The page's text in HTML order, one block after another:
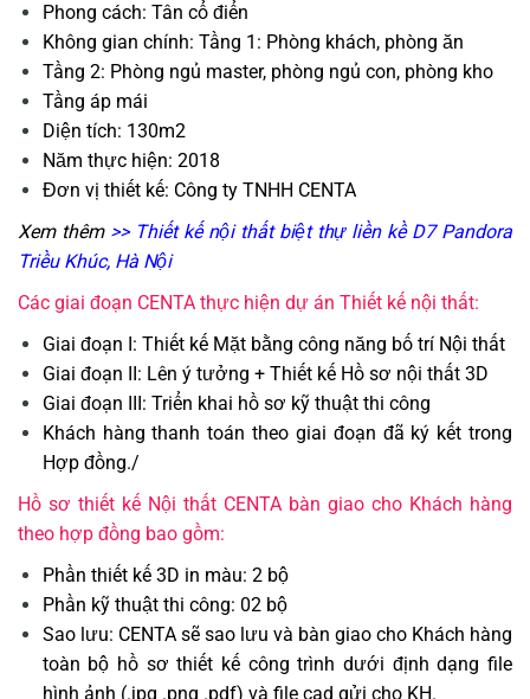
Phong cách: Tân cổ điển
Không gian chính: Tầng 1: Phòng khách, phòng ăn
Tầng 2: Phòng ngủ master, phòng ngủ con, phòng kho
Tầng áp mái
Diện tích: 130m2
Năm thực hiện: 2018
Đơn vị thiết kế: Công ty TNHH CENTA
Xem thêm >> Thiết kế nội thất biệt thự liền kề D7 Pandora
Triều Khúc, Hà Nội
Các giai đoạn CENTA thực hiện dự án Thiết kế nội thất:
Giai đoạn I: Thiết kế Mặt bằng công năng bố trí Nội thất
Giai đoạn II: Lên ý tưởng + Thiết kế Hồ sơ nội thất 3D
Giai đoạn III: Triển khai hồ sơ kỹ thuật thi công
Khách hàng thanh toán theo giai đoạn đã ký kết trong
Hợp đồng./
Hồ sơ thiết kế Nội thất CENTA bàn giao cho Khách hàng
theo hợp đồng bao gồm:
Phần thiết kế 3D in màu: 2 bộ
Phần kỹ thuật thi công: 02 bộ
Sao lưu: CENTA sẽ sao lưu và bàn giao cho Khách hàng
toàn bộ hồ sơ thiết kế công trình dưới định dạng file
hình ảnh (.jpg .png .pdf) và file cad gửi cho KH.